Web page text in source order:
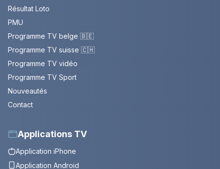
Résultat Loto
PMU
Programme TV belge 🇧🇪
Programme TV suisse 🇨🇭
Programme TV vidéo
Programme TV Sport
Nouveautés
Contact
Applications TV
Application iPhone
Application Android